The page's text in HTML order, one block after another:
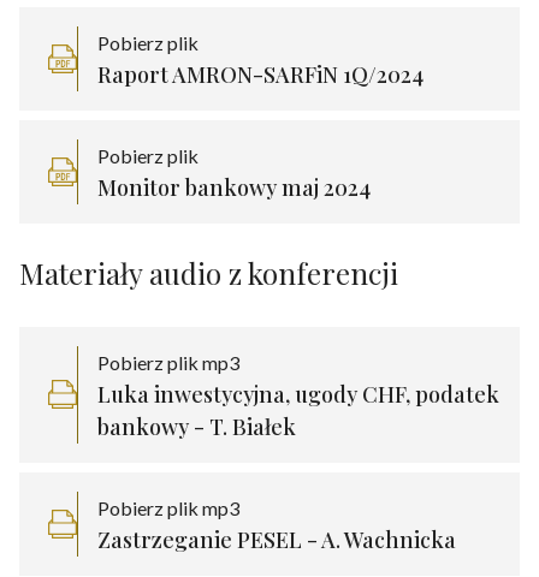
Pobierz plik
Raport AMRON-SARFiN 1Q/2024
Pobierz plik
Monitor bankowy maj 2024
Materiały audio z konferencji
Pobierz plik mp3
Luka inwestycyjna, ugody CHF, podatek
bankowy - T. Białek
Pobierz plik mp3
Zastrzeganie PESEL - A. Wachnicka